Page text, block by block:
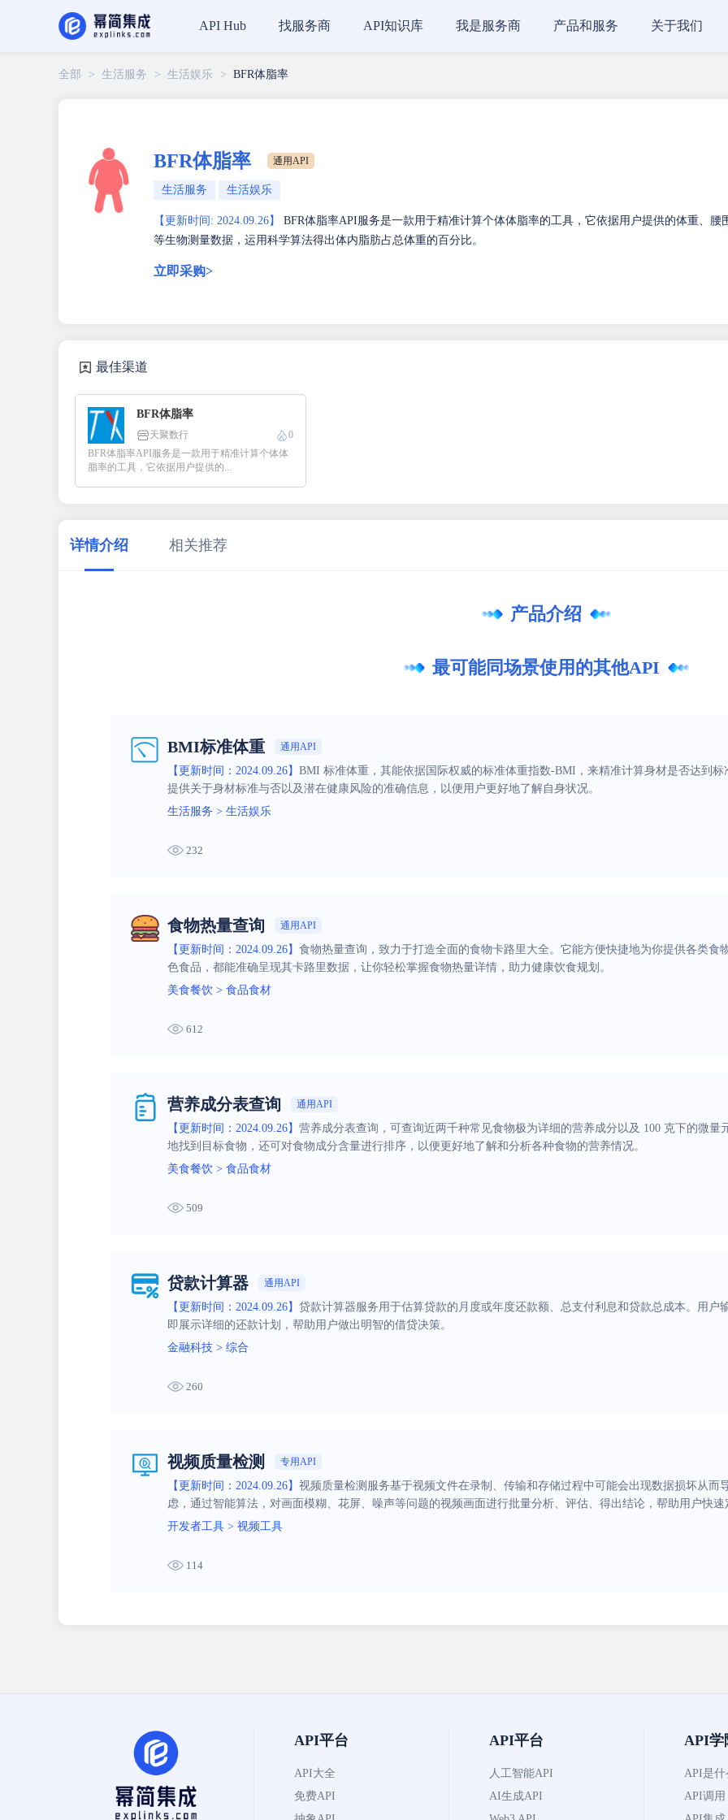
全部 > 生活服务 > 生活娱乐 > BFR体脂率
BFR体脂率 通用API
生活服务 生活娱乐
【更新时间: 2024.09.26】
BFR体脂率API服务是一款用于精准计算个体体脂率的工具，它依据用户提供的体重、腰
等生物测量数据，运用科学算法得出体内脂肪占总体重的百分比。
立即采购>
最佳渠道
BFR体脂率
天聚数行
0
BFR体脂率API服务是一款用于精准计算个体体
脂率的工具，它依据用户提供的...
详情介绍 相关推荐
产品介绍
最可能同场景使用的其他API
BMI标准体重 通用API
【更新时间：2024.09.26】 BMI 标准体重，其能依据国际权威的标准体重指数-BMI，来精准计算身材是否达到
提供关于身材标准与否以及潜在健康风险的准确信息，以便用户更好地了解自身状况。
生活服务 > 生活娱乐
232
食物热量查询 通用API
【更新时间：2024.09.26】 食物热量查询，致力于打造全面的食物卡路里大全。它能方便快捷地为你提供各类食
色食品，都能准确呈现其卡路里数据，让你轻松掌握食物热量详情，助力健康饮食规划。
美食餐饮 > 食品食材
612
营养成分表查询 通用API
【更新时间：2024.09.26】 营养成分表查询，可查询近两千种常见食物极为详细的营养成分以及 100 克下的微量
地找到目标食物，还可对食物成分含量进行排序，以便更好地了解和分析各种食物的营养情况。
美食餐饮 > 食品食材
509
贷款计算器 通用API
【更新时间：2024.09.26】 贷款计算器服务用于估算贷款的月度或年度还款额、总支付利息和贷款总成本。用户
即展示详细的还款计划，帮助用户做出明智的借贷决策。
金融科技 > 综合
260
视频质量检测 专用API
【更新时间：2024.09.26】 视频质量检测服务基于视频文件在录制、传输和存储过程中可能会出现数据损坏从而
虑，通过智能算法，对画面模糊、花屏、噪声等问题的视频画面进行批量分析、评估、得出结论，帮助用户快速
开发者工具 > 视频工具
114
API Hub 找服务商 API知识库 我是服务商 产品和服务 关于我们
API平台
API大全
免费API
API平台
人工智能API
AI生成API
API学
API是什
API调用